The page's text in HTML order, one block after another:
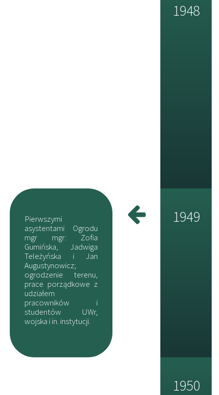
1948
Pierwszymi
asystentami Ogrodu
mgr mgr: Zofia
Gumińska, Jadwiga
Teleżyńska i Jan
Augustynowicz;
ogrodzenie terenu,
prace porządkowe z
udziałem
pracowników i
studentów UWr,
wojska i in. instytucji.
1949
1950